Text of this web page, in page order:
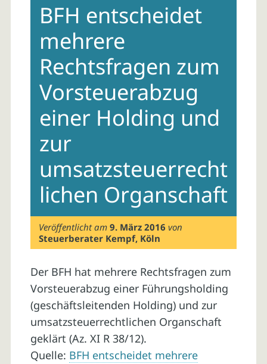
contentBFH entscheidet
mehrere
Rechtsfragen zum
Vorsteuerabzug
einer Holding und
zur
umsatzsteuerrecht
lichen Organschaft
Veröffentlicht am9. März 2016 von
Steuerberater Kempf, Köln
Der BFH hat mehrere Rechtsfragen zum
Vorsteuerabzug einer Führungsholding
(geschäftsleitenden Holding) und zur
umsatzsteuerrechtlichen Organschaft
geklärt (Az. XI R 38/12).
Quelle: BFH entscheidet mehrere